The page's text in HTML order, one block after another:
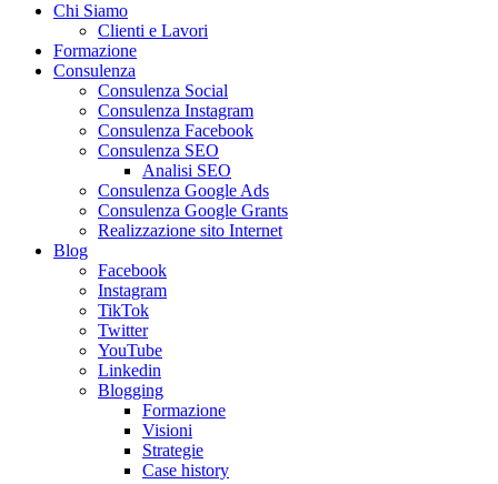
Chi Siamo
Clienti e Lavori
Formazione
Consulenza
Consulenza Social
Consulenza Instagram
Consulenza Facebook
Consulenza SEO
Analisi SEO
Consulenza Google Ads
Consulenza Google Grants
Realizzazione sito Internet
Blog
Facebook
Instagram
TikTok
Twitter
YouTube
Linkedin
Blogging
Formazione
Visioni
Strategie
Case history